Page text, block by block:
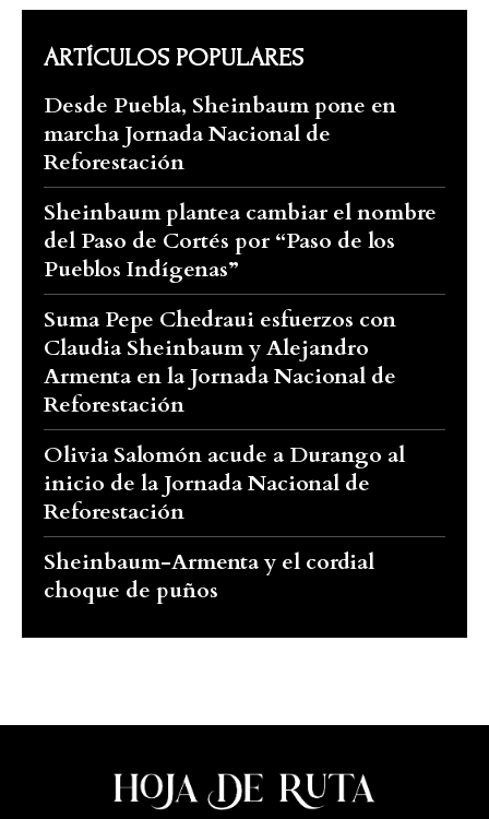
ARTÍCULOS POPULARES
Desde Puebla, Sheinbaum pone en
marcha Jornada Nacional de
Reforestación
Sheinbaum plantea cambiar el nombre
del Paso de Cortés por “Paso de los
Pueblos Indígenas”
Suma Pepe Chedraui esfuerzos con
Claudia Sheinbaum y Alejandro
Armenta en la Jornada Nacional de
Reforestación
Olivia Salomón acude a Durango al
inicio de la Jornada Nacional de
Reforestación
Sheinbaum-Armenta y el cordial
choque de puños